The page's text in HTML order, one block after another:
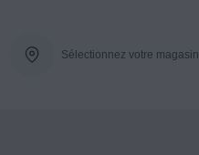
Sélectionnez votre magasin